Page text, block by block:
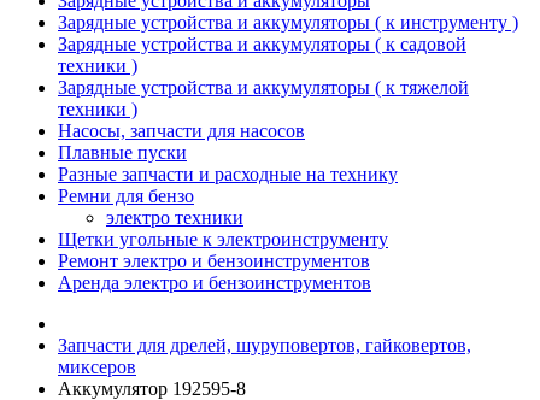
Зарядные устройства и аккумуляторы ( к инструменту )
Зарядные устройства и аккумуляторы ( к садовой
техники )
Зарядные устройства и аккумуляторы ( к тяжелой
техники )
Насосы, запчасти для насосов
Плавные пуски
Разные запчасти и расходные на технику
Ремни для бензо
электро техники
Щетки угольные к электроинструменту
Ремонт электро и бензоинструментов
Аренда электро и бензоинструментов
Запчасти для дрелей, шуруповертов, гайковертов,
миксеров
Аккумулятор 192595-8